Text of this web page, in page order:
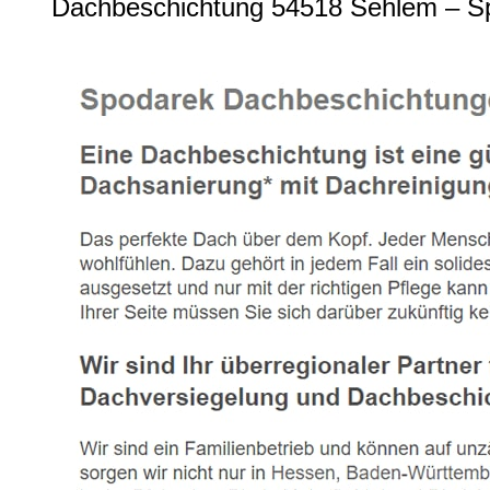
Dachbeschichtung 54518 Sehlem –